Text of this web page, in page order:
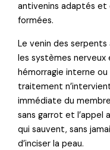
antivenins adaptés et
formées.
Le venin des
les systèmes nerveux
hémorragie interne
traitement
immédiate du
sans garrot et l’appel
qui sauvent, sans
d’inciser la peau.